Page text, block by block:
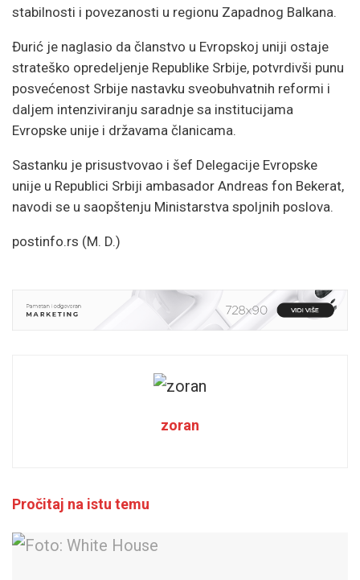
stabilnosti i povezanosti u regionu Zapadnog Balkana.
Đurić je naglasio da članstvo u Evropskoj uniji ostaje
strateško opredeljenje Republike Srbije, potvrdivši punu
posvećenost Srbije nastavku sveobuhvatnih reformi i
daljem intenziviranju saradnje sa institucijama
Evropske unije i državama članicama.
Sastanku je prisustvovao i šef Delegacije Evropske
unije u Republici Srbiji ambasador Andreas fon Bekerat,
navodi se u saopštenju Ministarstva spoljnih poslova.
postinfo.rs (M. D.)
zoran
Pročitaj na istu temu